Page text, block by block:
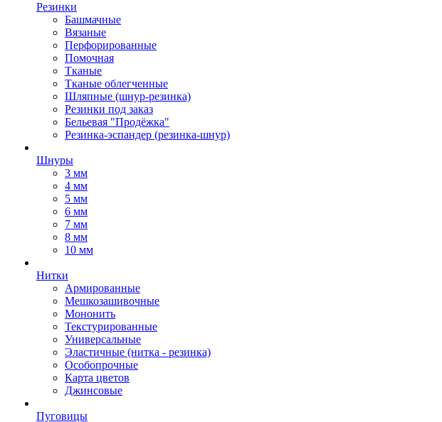
Резинки
Башмачные
Вязаные
Перфорированные
Помочная
Тканые
Тканые облегченные
Шляпные (шнур-резинка)
Резинки под заказ
Бельевая "Продёжка"
Резинка-эспандер (резинка-шнур)
Шнуры
3 мм
4 мм
5 мм
6 мм
7 мм
8 мм
10 мм
Нитки
Армированные
Мешкозашивочные
Мононить
Текстурированные
Универсальные
Эластичные (нитка - резинка)
Особопрочные
Карта цветов
Джинсовые
Пуговицы